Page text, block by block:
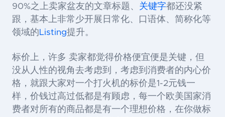
90%之上卖家盆友的文章标题、 关键字都还没紧
跟，基本上非常少开展日常化、口语体、简称化等
领域的Listing提升。
标价上，许多 卖家都觉得价格便宜便是关键，但
没从人性的视角去考虑到，考虑到消费者的内心价
格，就跟大家对一个打火机的标价是1-2元钱一
样，价钱过高过低都是有顾虑，每一个欧美国家消
费者对所有的商品都是有一个理想价格，在你做标